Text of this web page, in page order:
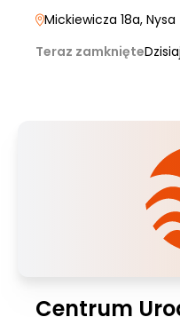
Mickiewicza 18a, Nysa
Teraz zamknięte
Centrum